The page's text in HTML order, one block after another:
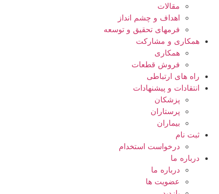
مقالات
اهداف و چشم انداز
فرمهای تحقیق و توسعه
همکاری و مشارکت
همکاری
فروش قطعات
راه های ارتباطی
انتقادات و پيشنهادات
پزشكان
پرستاران
بيماران
ثبت نام
درخواست استخدام
درباره ما
درباره ما
عضویت ها